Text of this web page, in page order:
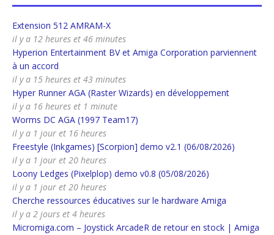
Extension 512 AMRAM-X
il y a 12 heures et 46 minutes
Hyperion Entertainment BV et Amiga Corporation parviennent
à un accord
il y a 15 heures et 43 minutes
Hyper Runner AGA (Raster Wizards) en développement
il y a 16 heures et 1 minute
Worms DC AGA (1997 Team17)
il y a 1 jour et 16 heures
Freestyle (Inkgames) [Scorpion] demo v2.1 (06/08/2026)
il y a 1 jour et 20 heures
Loony Ledges (Pixelplop) demo v0.8 (05/08/2026)
il y a 1 jour et 20 heures
Cherche ressources éducatives sur le hardware Amiga
il y a 2 jours et 4 heures
Micromiga.com – Joystick ArcadeR de retour en stock | Amiga